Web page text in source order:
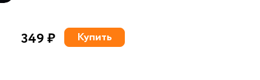
349 ₽ Купить